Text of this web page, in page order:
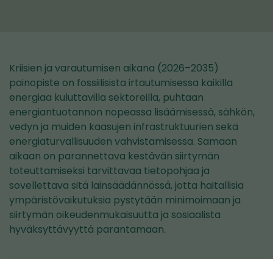
Kriisien ja varautumisen aikana (2026–2035)
painopiste on fossiilisista irtautumisessa kaikilla
energiaa kuluttavilla sektoreilla, puhtaan
energiantuotannon nopeassa lisäämisessä, sähkön,
vedyn ja muiden kaasujen infrastruktuurien sekä
energiaturvallisuuden vahvistamisessa. Samaan
aikaan on parannettava kestävän siirtymän
toteuttamiseksi tarvittavaa tietopohjaa ja
sovellettava sitä lainsäädännössä, jotta haitallisia
ympäristövaikutuksia pystytään minimoimaan ja
siirtymän oikeudenmukaisuutta ja sosiaalista
hyväksyttävyyttä parantamaan.